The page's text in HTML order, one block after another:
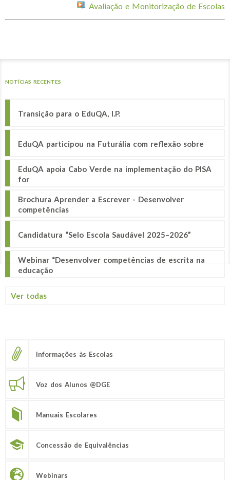
Avaliação e Monitorização de Escolas
NOTÍCIAS RECENTES
Transição para o EduQA, I.P.
EduQA participou na Futurália com reflexão sobre
EduQA apoia Cabo Verde na implementação do PISA
for
Brochura Aprender a Escrever - Desenvolver
competências
Candidatura “Selo Escola Saudável 2025–2026”
Webinar “Desenvolver competências de escrita na
educação
Ver todas
Informações às Escolas
Voz dos Alunos @DGE
Manuais Escolares
Concessão de Equivalências
Webinars